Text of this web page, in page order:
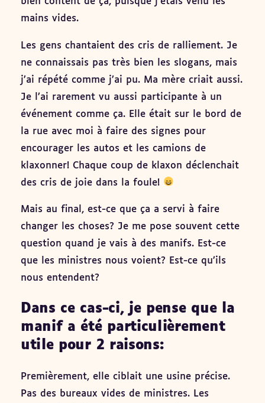
mains vides.
Les gens chantaient des cris de ralliement. Je
ne connaissais pas très bien les slogans, mais
j’ai répété comme j’ai pu. Ma mère criait aussi.
Je l’ai rarement vu aussi participante à un
événement comme ça. Elle était sur le bord de
la rue avec moi à faire des signes pour
encourager les autos et les camions de
klaxonner! Chaque coup de klaxon déclenchait
des cris de joie dans la foule!
Mais au final, est-ce que ça a servi à faire
changer les choses? Je me pose souvent cette
question quand je vais à des manifs. Est-ce
que les ministres nous voient? Est-ce qu’ils
nous entendent?
Dans ce cas-ci, je pense que la
manif a été particulièrement
utile pour 2 raisons:
Premièrement, elle ciblait une usine précise.
Pas des bureaux vides de ministres. Les